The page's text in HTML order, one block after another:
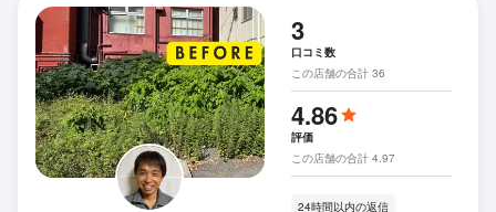
3
口コミ数
この店舗の合計 36
4.86
評価
この店舗の合計 4.97
24時間以内の返信